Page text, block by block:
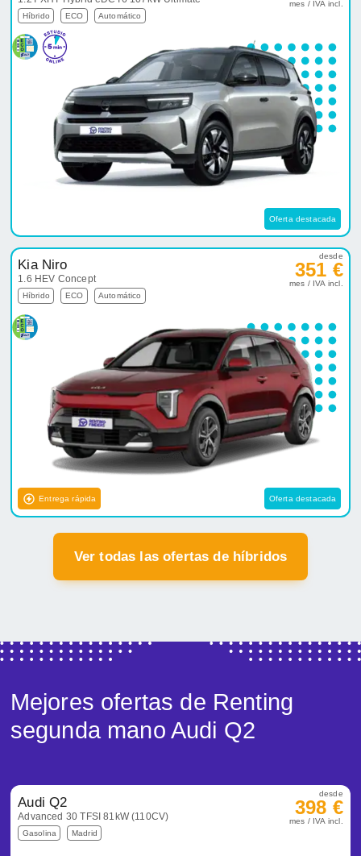
Híbrido ECO Automático
mes / IVA incl.
Oferta destacada
Kia Niro
1.6 HEV Concept
Híbrido ECO Automático
desde
351 €
mes / IVA incl.
Entrega rápida Oferta destacada
Ver todas las ofertas de híbridos
Mejores ofertas de Renting
segunda mano Audi Q2
Audi Q2
Advanced 30 TFSI 81kW (110CV)
Gasolina Madrid
desde
398 €
mes / IVA incl.